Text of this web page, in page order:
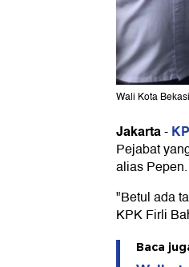
Wali Kota
Jakarta-
Pejabat
alias Pepen.
"Betul ada
KPK Firli
Baca